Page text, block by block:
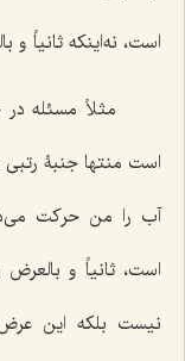
است، نه‌اینکه ثانیاً و
مثلاً مسئله
است منتها جنبۀ رتبی
آب را من حرکت
است، ثانیاً و
نیست بلکه این